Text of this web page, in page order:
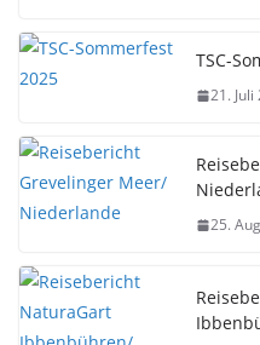
TSC-
21. Juli
25.